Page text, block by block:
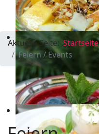
Aktuelle Seite:Startseite
Feiern / Events